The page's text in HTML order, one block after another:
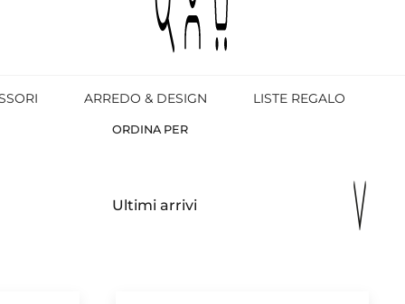
ARREDO & DESIGN LISTE REGALO
ORDINA PER
Ultimi arrivi